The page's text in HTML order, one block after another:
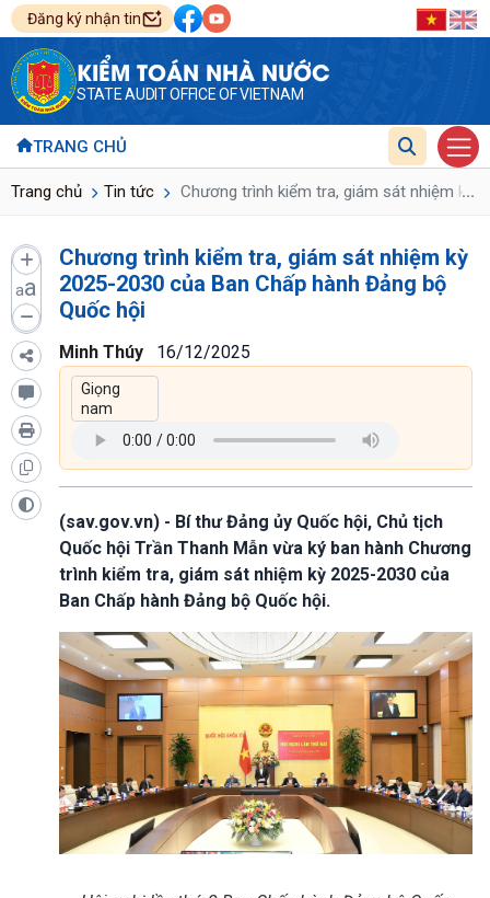
Đăng ký nhận tin
KIỂM TOÁN NHÀ NƯỚC
STATE AUDIT OFFICE OF VIETNAM
TRANG CHỦ
Trang chủ Tin tức Chương trình kiểm tra, giám sát nhiệm kỳ
...
aa
Chương trình kiểm tra, giám sát nhiệm kỳ
2025-2030 của Ban Chấp hành Đảng bộ
Quốc hội
Minh Thúy 16/12/2025
(sav.gov.vn) - Bí thư Đảng ủy Quốc hội, Chủ tịch
Quốc hội Trần Thanh Mẫn vừa ký ban hành Chương
trình kiểm tra, giám sát nhiệm kỳ 2025-2030 của
Ban Chấp hành Đảng bộ Quốc hội.